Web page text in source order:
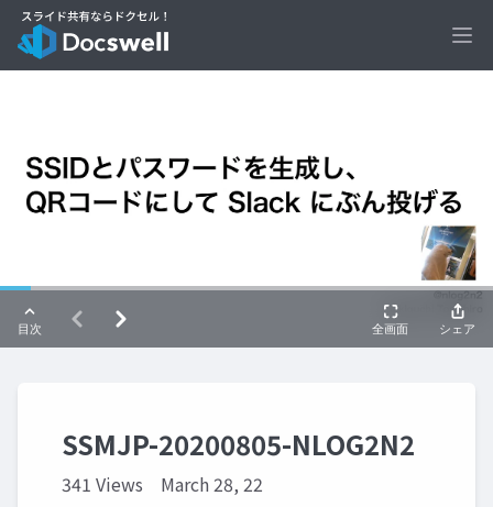
SSMJP-20200805-NLOG2N2
341 Views March 28, 22